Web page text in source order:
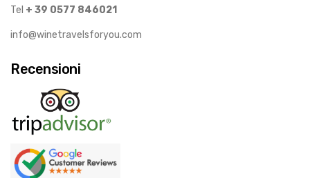
Tel + 39 0577 846021
info@winetravelsforyou.com
Recensioni